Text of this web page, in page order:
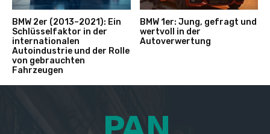
BMW 2er (2013–2021): Ein
Schlüsselfaktor in der
internationalen
Autoindustrie und der Rolle
von gebrauchten
Fahrzeugen
BMW 1er: Jung, gefragt und
wertvoll in der
Autoverwertung